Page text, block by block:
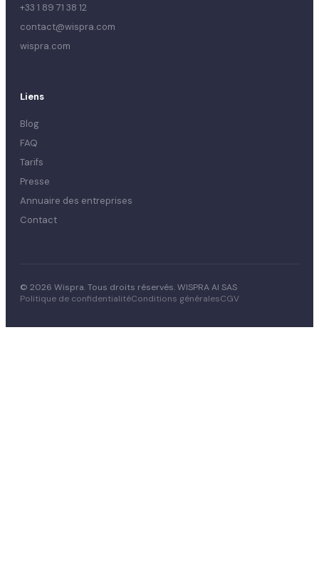
+33 1 89 71 38 12
contact@wispra.com
wispra.com
Liens
Blog
FAQ
Tarifs
Presse
Annuaire des entreprises
Contact
© 2026 Wispra. Tous droits réservés. WISPRA AI SAS
Politique de confidentialitéConditions généralesCGV